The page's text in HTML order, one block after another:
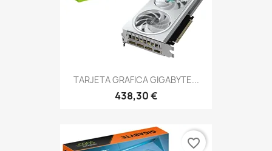
TARJETA GRAFICA GIGABYTE...
438,30 €
favorite_border